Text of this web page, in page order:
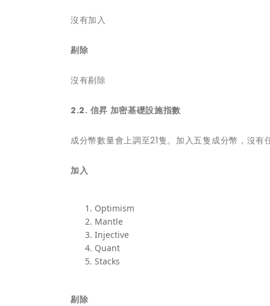
沒有加入
剔除
沒有剔除
2.2. 信昇 加密基礎設施指數
成分幣數量會上調至21隻。加入五隻成分幣，沒有
加入
Optimism
Mantle
Injective
Quant
Stacks
剔除